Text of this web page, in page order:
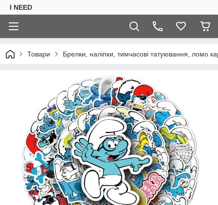
I NEED
Товари Брелки, наліпки, тимчасові татуювання, ломо